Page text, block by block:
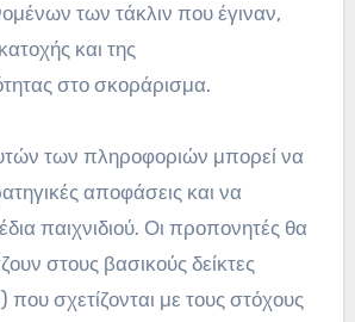
των τάκλιν που έγιναν,
και της
στο σκοράρισμα.
των πληροφοριών μπορεί να
αποφάσεις και να
παιχνιδιού. Οι προπονητές θα
στους βασικούς δείκτες
σχετίζονται με τους στόχους